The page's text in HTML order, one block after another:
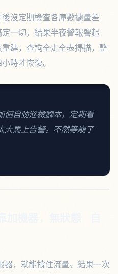
沒定期檢查各庫數據量差
一切，結果半夜警報響起
建，查詢全走全表掃描，整
時才恢復。
個自動巡檢腳本，定期看
大馬上告警。不然等崩了
，就能撐住流量。結果一次